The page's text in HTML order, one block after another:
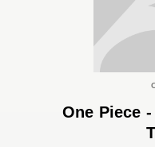
One Piece